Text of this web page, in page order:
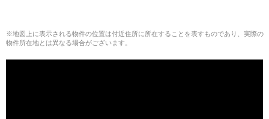
※地図上に表示される物件の位置は付近住所に所在することを表すものであり、実際の
物件所在地とは異なる場合がございます。